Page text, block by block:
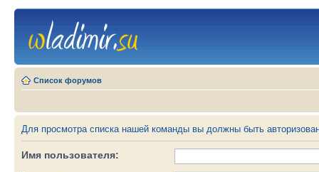
Список форумов
Для просмотра списка нашей команды вы должны быть
Имя пользователя: